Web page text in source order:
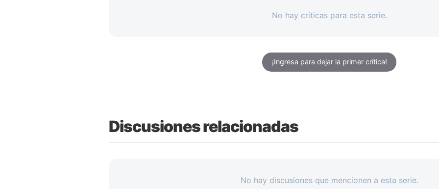
No hay críticas para esta serie.
¡Ingresa para dejar la primer crítica!
Discusiones relacionadas
No hay discusiones que mencionen a esta serie.